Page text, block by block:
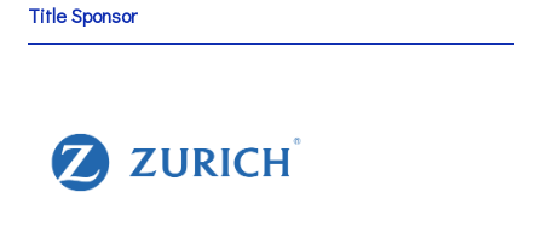
Title Sponsor